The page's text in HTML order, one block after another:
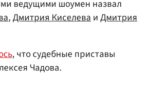
ведущими шоумен назвал
,Дмитрия КиселеваиДмитрия
, что судебные приставы
Чадова.